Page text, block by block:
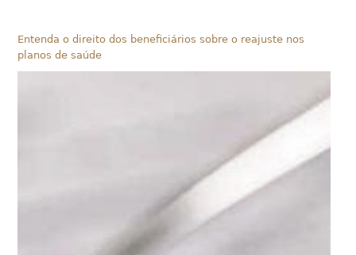
Entenda o direito dos beneficiários sobre o reajuste nos
planos de saúde